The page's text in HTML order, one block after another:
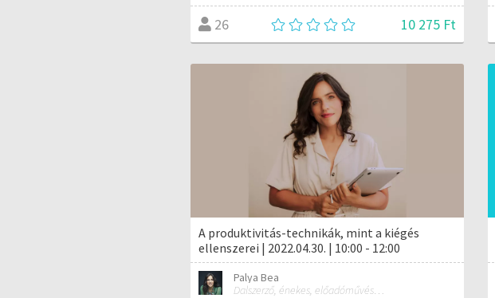
26 10 275 Ft
A produktivitás-technikák, mint a kiégés
ellenszerei | 2022.04.30. | 10:00 - 12:00
Palya Bea
Dalszerző, énekes, előadóművész és tréner